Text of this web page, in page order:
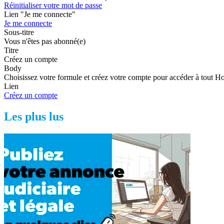
Réinitialiser votre mot de passe
Lien "Je me connecte"
Je me connecte
Sous-titre
Vous n'êtes pas abonné(e)
Titre
Créez un compte
Body
Choisissez votre formule et créez votre compte pour accéder à tout
Lien
Créez un compte
Les plus lus